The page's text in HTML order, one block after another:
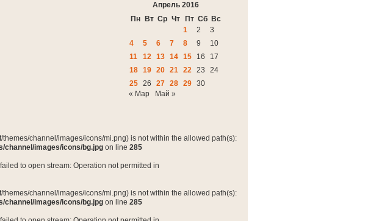
Апрель 2016
Пн
Вт Ср Чт Пт Сб Вс
1
2
3
4
5 6 7 8 9
10
11
12 13 14 15 16
17
18 19 20 21 22 23
24
25 26 27 28 29 30
« Мар
Май »
channel/images/icons/mi.png) is not within the allowed path(s):
channel/images/icons/bg.jpg on line 285
to open stream: Operation not permitted in
channel/images/icons/mi.png) is not within the allowed path(s):
channel/images/icons/bg.jpg on line 285